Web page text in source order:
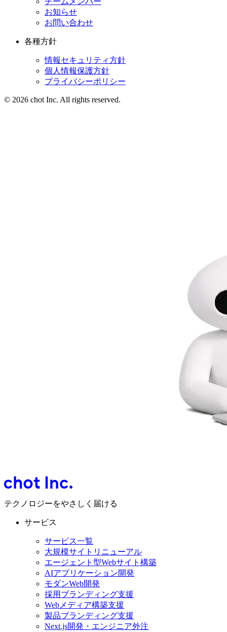
お知らせ
お問い合わせ
各種方針
情報セキュリティ方針
個人情報保護方針
プライバシーポリシー
© 2026 chot Inc. All rights reserved.
テクノロジーをやさしく届ける
サービス
サービス一覧
大規模サイトリニューアル
エージェント型Webサイト構築
AIアプリケーション開発
モダンWeb開発
採用ブランディング支援
Webメディア構築支援
製品ブランディング支援
Next.js開発・エンジニア外注